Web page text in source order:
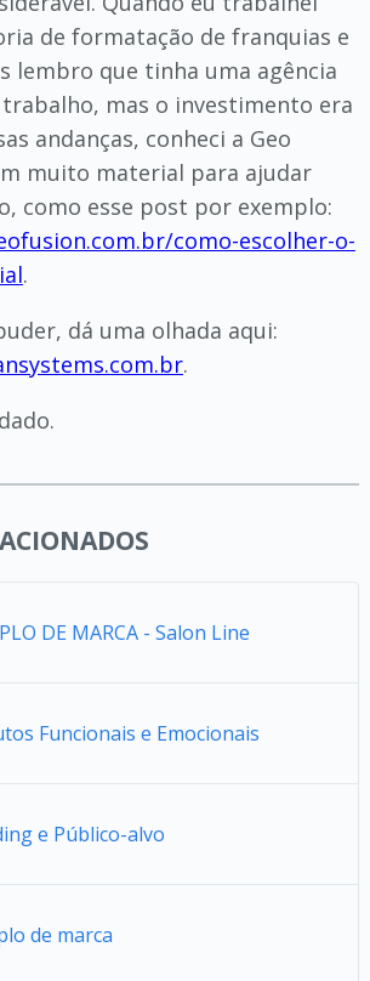
de formatação de franquias e
lembro que tinha uma agência
trabalho, mas o investimento era
andanças, conheci a Geo
muito material para ajudar
como esse post por exemplo:
como-escolher-o-
.
dá uma olhada aqui:
.
DE MARCA - Salon Line
Funcionais e Emocionais
e Público-alvo
de marca